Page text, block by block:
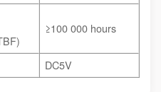
≥100 000 hours
DC5V